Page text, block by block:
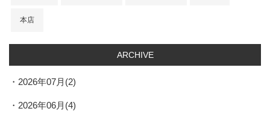
本店
ARCHIVE
2026年07月(2)
2026年06月(4)